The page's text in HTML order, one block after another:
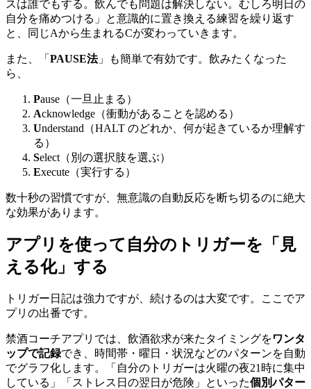
スは誰でもする。飲んでも問題は解決しない。むしろ明日の
自分を痛めつける」と意識的に置き換える練習を繰り返す
と、同じAから生まれるCが変わっていきます。
また、「 PAUSE法」も簡単で有効です。飲みたくなった
ら、
Pause（一旦止まる）
Acknowledge（衝動があることを認める）
Understand（HALT のどれか、何が起きているか理解す
る）
Select（別の選択肢を選ぶ）
Execute（実行する）
数十秒の習慣ですが、無意識の自動反応を断ち切るのに絶大
な効果があります。
アプリを使って自分のトリガーを「見
える化」する
トリガー日記は強力ですが、続けるのは大変です。ここでア
プリの出番です。
禁酒コーチアプリでは、飲酒欲求が来たタイミングをワンタ
ップで記録でき、時間帯・曜日・状況などのパターンを自動
でグラフ化します。「自分のトリガーは火曜の夜21時に集中
している」「ストレス日の翌日が危険」といった個別パター